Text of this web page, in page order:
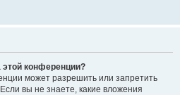
конференции?
может разрешить или запретить
вы не знаете, какие вложения